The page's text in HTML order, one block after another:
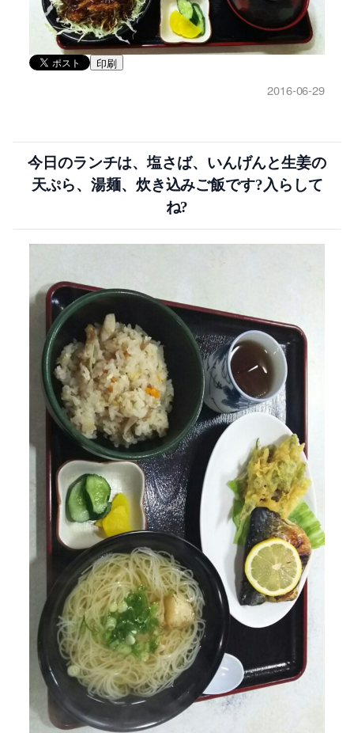
印刷
2016-06-29
今日のランチは、塩さば、いんげんと生姜の
天ぷら、湯麺、炊き込みご飯です?入らして
ね?